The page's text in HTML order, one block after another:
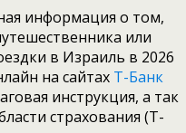
информация о том,
или
в Израиль в 2026
на сайтах Т-Банк
инструкция, а так
страхования (Т-